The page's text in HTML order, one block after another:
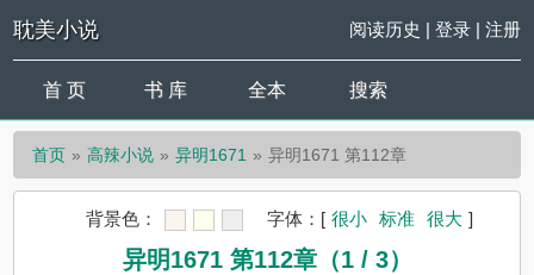
耽美小说 阅读历史 | 登录| 注册
首 页 书 库 全本 搜索
首页 高辣小说 异明1671 异明1671 第112章
背景色： 字体： [ 很小 标准 很大 ]
异明1671 第112章（1 / 3）